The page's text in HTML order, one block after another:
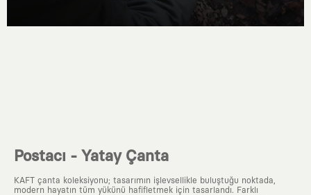
Postacı - Yatay Çanta
KAFT çanta koleksiyonu; tasarımın işlevsellikle buluştuğu noktada,
modern hayatın tüm yükünü hafifletmek için tasarlandı. Farklı